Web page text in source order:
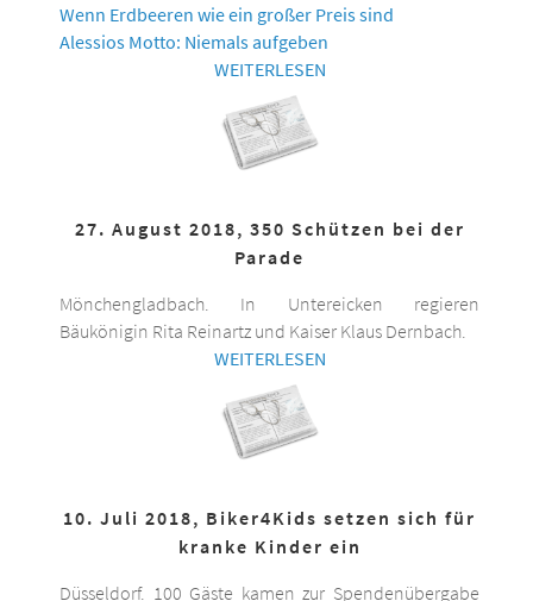
Wenn Erdbeeren wie ein großer Preis sind
Alessios Motto: Niemals aufgeben
WEITERLESEN
27. August 2018, 350 Schützen bei der
Parade
Mönchengladbach. In Untereicken regieren
Bäukönigin Rita Reinartz und Kaiser Klaus Dernbach.
WEITERLESEN
10. Juli 2018, Biker4Kids setzen sich für
kranke Kinder ein
Düsseldorf. 100 Gäste kamen zur Spendenübergabe